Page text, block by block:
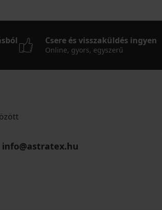
Csere és visszaküldés ingyen
Online, gyors, egyszerű
info@astratex.hu